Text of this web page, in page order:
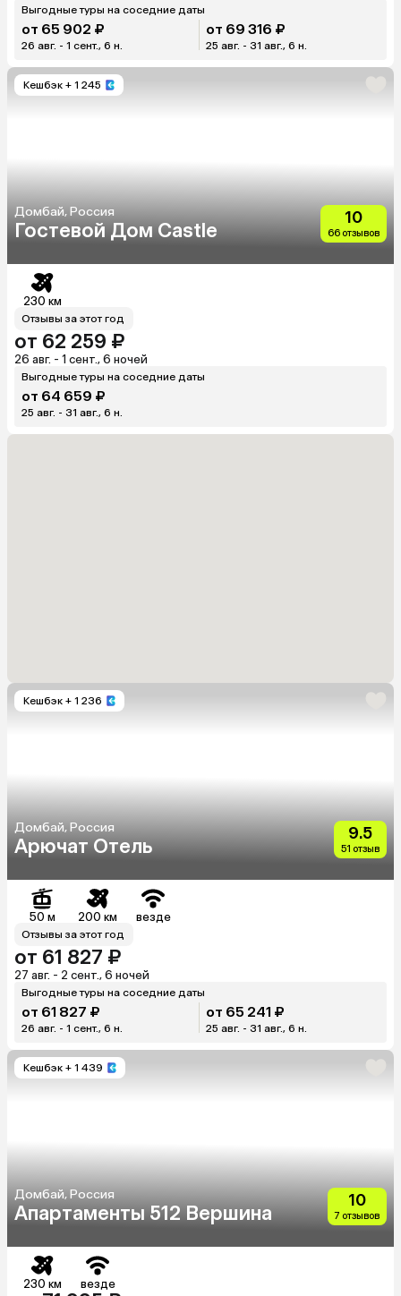
Выгодные туры на соседние даты
от 65 902 ₽
26 авг. - 1 сент., 6 н.
от 69 316 ₽
25 авг. - 31 авг., 6 н.
Кешбэк + 1 245
Домбай, Россия
Гостевой Дом Castle
10
66 отзывов
230 км
Отзывы за этот год
от 62 259 ₽
26 авг. - 1 сент., 6 ночей
Выгодные туры на соседние даты
от 64 659 ₽
25 авг. - 31 авг., 6 н.
Кешбэк + 1 236
Домбай, Россия
Арючат Отель
9.5
51 отзыв
50 м 200 км везде
Отзывы за этот год
от 61 827 ₽
27 авг. - 2 сент., 6 ночей
Выгодные туры на соседние даты
от 61 827 ₽
26 авг. - 1 сент., 6 н.
от 65 241 ₽
25 авг. - 31 авг., 6 н.
Кешбэк + 1 439
Домбай, Россия
Апартаменты 512 Вершина
10
7 отзывов
230 км везде